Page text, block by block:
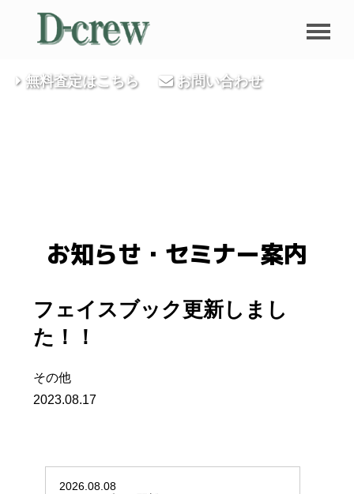
無料査定はこちら お問い合わせ
お知らせ・セミナー案内
フェイスブック更新しまし
た！！
その他
2023.08.17
2026.08.08